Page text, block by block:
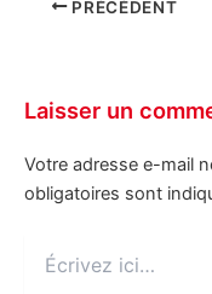
PRÉCÉDENT
Laisser un
Votre adresse e-mail
obligatoires sont
ici…